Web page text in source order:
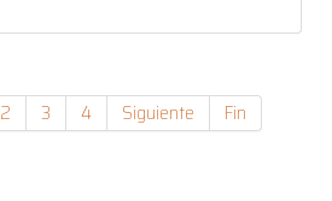
2 3 4 Siguiente Fin